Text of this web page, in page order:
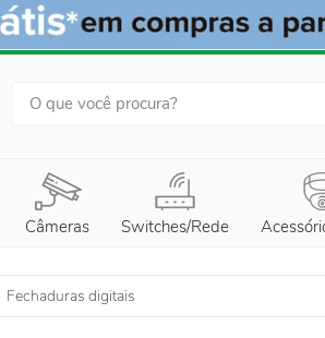
Câmeras Switches/Rede
Fechaduras digitais